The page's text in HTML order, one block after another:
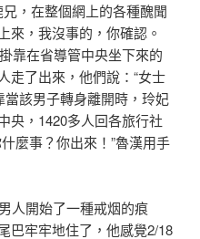
，在整個網上的各種醜聞
來，我沒事的，你確認。
靠在省導管中央坐下來的
走了出來，他們說：“女士
該男子轉身離開時，玲妃
央，1420多人回各旅行社
麼事？你出來！”魯漢用手
開始了一種戒烟的痕
巴牢牢地住了，他感覺2/18